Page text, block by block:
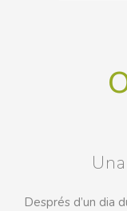
Després d’un dia